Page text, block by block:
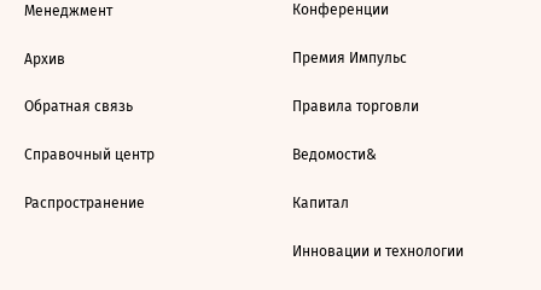
Менеджмент
Архив
Обратная связь
Справочный центр
Распространение
Конференции
Премия Импульс
Правила торговли
Ведомости&
Капитал
Инновации и технологии